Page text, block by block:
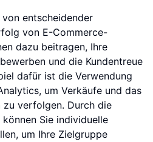
entscheidender
von E-Commerce-
dazu beitragen, Ihre
und die Kundentreue
dafür ist die Verwendung
um Verkäufe und das
zu verfolgen. Durch die
Sie individuelle
um Ihre Zielgruppe